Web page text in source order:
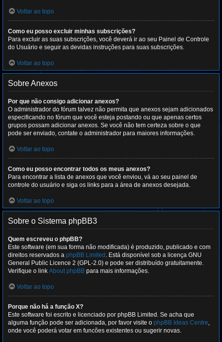
Voltar ao topo
Como eu posso excluir minhas subscrições?
Para excluir as suas subscrições, você deverá ir ao seu Painel de Controle
do Usuário e seguir as devidas instruções para suas subscrições.
Voltar ao topo
Sobre Anexos
Por que não consigo adicionar anexos?
O administrador do fórum talvez não permita que anexos sejam adicionados
especificando no fórum que você esteja postando ou que apenas certos
grupos possam adicionar anexos. Se você não tem certeza sobre o que
pode ser enviado, contate o administrador para maiores informações.
Voltar ao topo
Como eu posso encontrar todos os meus anexos?
Para encontrar a lista de anexos que você enviou, vá ao seu painel de
controle do usuário e siga os links para a área de anexos desejada.
Voltar ao topo
Sobre o Sistema phpBB3
Quem escreveu o phpBB?
Este software (em sua forma não modificada) é produzido, publicado e com
direitos reservados a phpBB Limited . Está disponível sob a licença GNU
General Public Licence 2 (GPL-2.0) e pode ser distribuído gratuitamente.
Verifique o link About phpBB para mais informações.
Voltar ao topo
Porque não há a função X?
Este software foi escrito e licenciado por phpBB Limited. Se acha que
alguma função pode ser adicionada, por favor visite o phpBB Ideas Centre,
onde você poderá votar em funcões existentes ou sugerir novas.